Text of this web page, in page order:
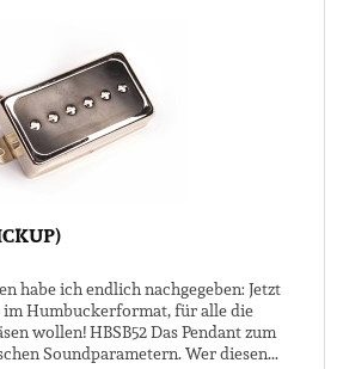
habe ich endlich nachgegeben: Jetzt
im Humbuckerformat, für alle die
wollen! HBSB52 Das Pendant zum
Soundparametern. Wer diesen...